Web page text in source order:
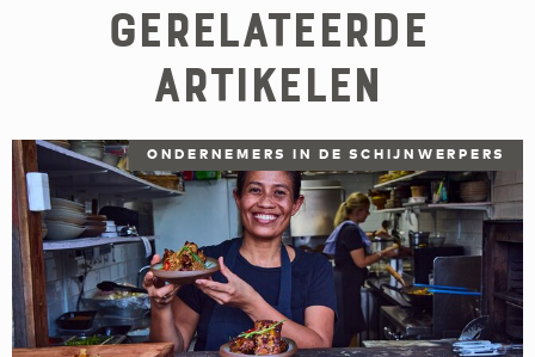
Gerelateerde
artikelen
ONDERNEMERS IN DE SCHIJNWERPERS